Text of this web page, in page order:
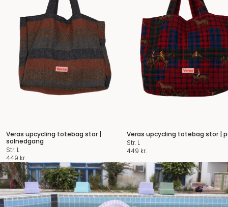
Veras upcycling totebag stor |
solnedgang
Str. L
449 kr.
Veras upcycling totebag stor |
Str. L
449 kr.